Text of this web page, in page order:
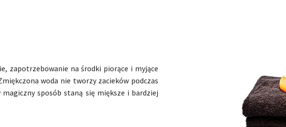
zapotrzebowanie na środki piorące i myjące
woda nie tworzy zacieków podczas
sposób staną się miększe i bardziej